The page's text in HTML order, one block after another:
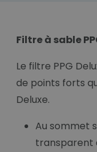
Filtre à sable
Le filtre PPG
de points forts
Deluxe.
Au sommet
transparent